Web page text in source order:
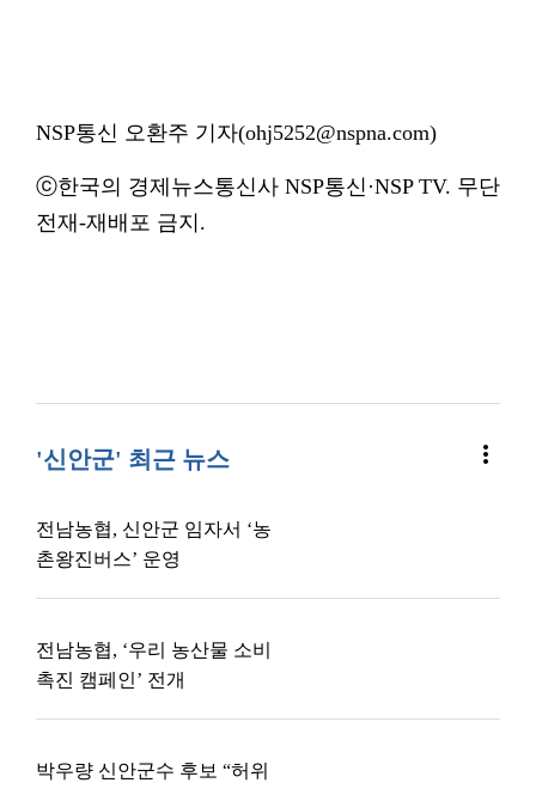
NSP통신 오환주 기자(ohj5252@nspna.com)
ⓒ한국의 경제뉴스통신사 NSP통신·NSP TV. 무단
전재-재배포 금지.
'신안군' 최근 뉴스 more_vert
전남농협, 신안군 임자서 ‘농
촌왕진버스’ 운영
전남농협, ‘우리 농산물 소비
촉진 캠페인’ 전개
박우량 신안군수 후보 “허위